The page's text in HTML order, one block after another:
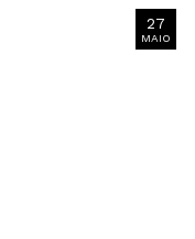
27
MAIO